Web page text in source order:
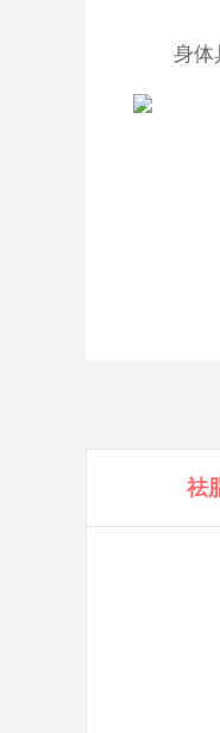
身体
祛